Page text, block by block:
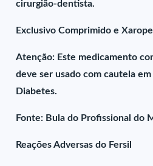
cirurgião-dentista.
Exclusivo Comprimido e Xarope
Atenção: Este medicamento
deve ser usado com cautela
Diabetes.
Fonte: Bula do Profissional do
Reações Adversas do Fersil